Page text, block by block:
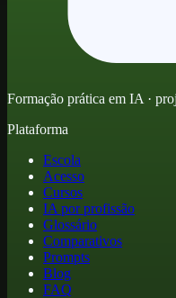
Formação prática em IA ·
Plataforma
Escola
Acesso
Cursos
IA por profissão
Glossário
Comparativos
Prompts
Blog
FAQ